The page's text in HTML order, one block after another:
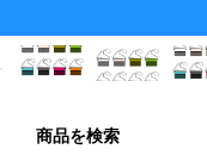
商品を検索